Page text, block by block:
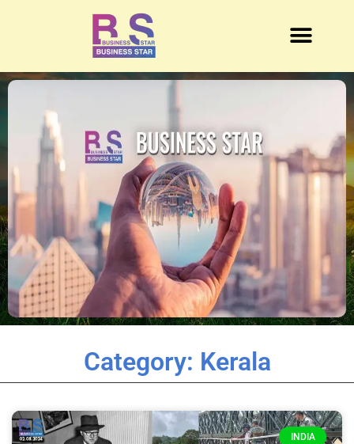
Category: Kerala
INDIA